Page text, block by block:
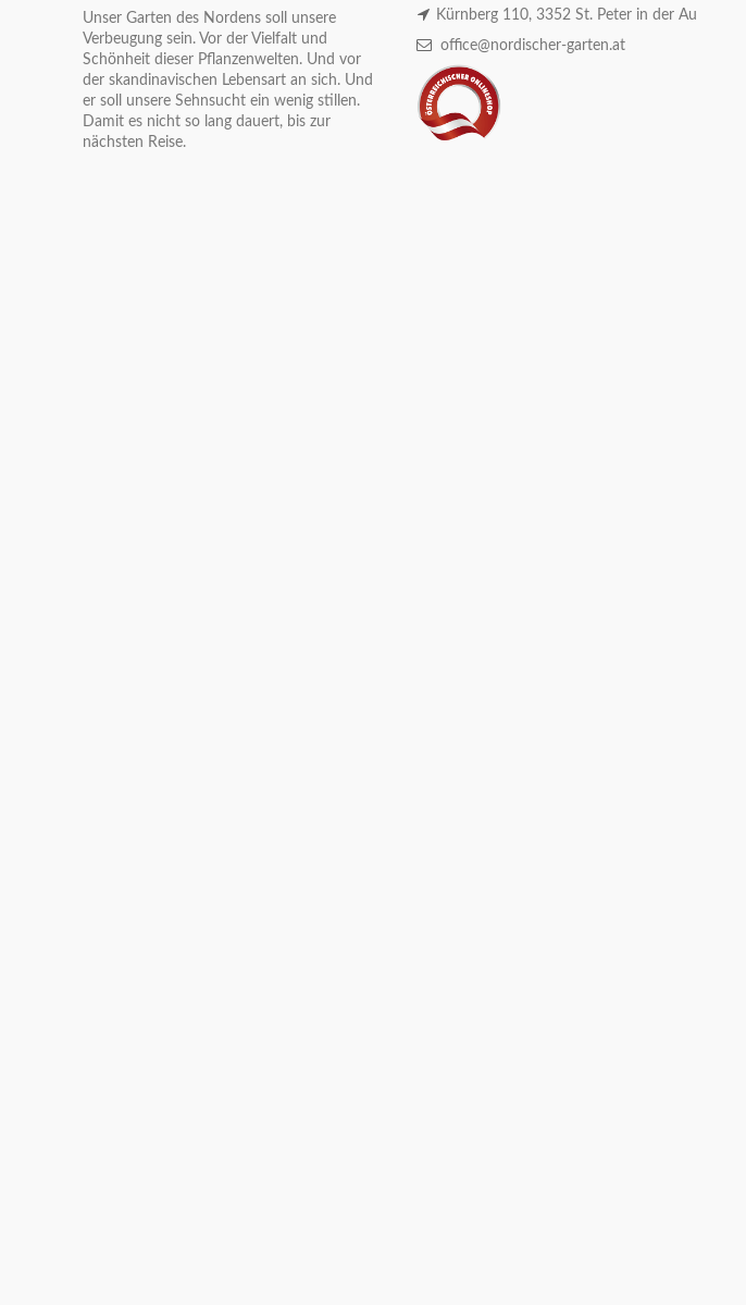
Unser Garten des Nordens soll unsere
Verbeugung sein. Vor der Vielfalt und
Schönheit dieser Pflanzenwelten. Und vor
der skandinavischen Lebensart an sich. Und
er soll unsere Sehnsucht ein wenig stillen.
Damit es nicht so lang dauert, bis zur
nächsten Reise.
Kürnberg 110, 3352 St. Peter in der Au
office@nordischer-garten.at